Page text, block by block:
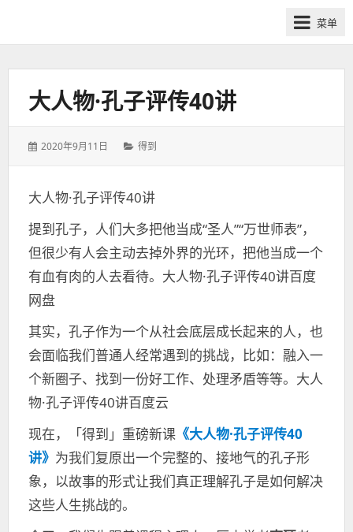
筹
群-
菜单
大人物·孔子评传40讲
发
2020年9月11日
分
得到
大人物·孔子评传40讲
提到孔子，人们大多把他当成“圣人”“万世师表”，
但很少有人会主动去掉外界的光环，把他当成一个
有血有肉的人去看待。大人物·孔子评传40讲百度
网盘
其实，孔子作为一个从社会底层成长起来的人，也
会面临我们普通人经常遇到的挑战，比如：融入一
个新圈子、找到一份好工作、处理矛盾等等。大人
物·孔子评传40讲百度云
现在，「得到」重磅新课 《大人物·孔子评传40
讲》 为我们复原出一个完整的、接地气的孔子形
象，以故事的形式让我们真正理解孔子是如何解决
这些人生挑战的。